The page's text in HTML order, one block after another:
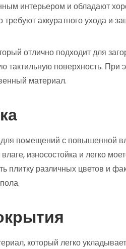
интерьером и обладают
аккуратного ухода и
отлично подходит для
тактильную поверхность.
материал.
помещений с повышенной
износостойка и легко
различных цветов и
который легко